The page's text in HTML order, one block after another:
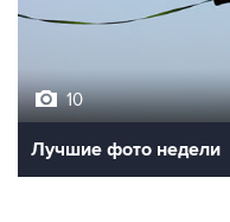
10
Лучшие фото недели